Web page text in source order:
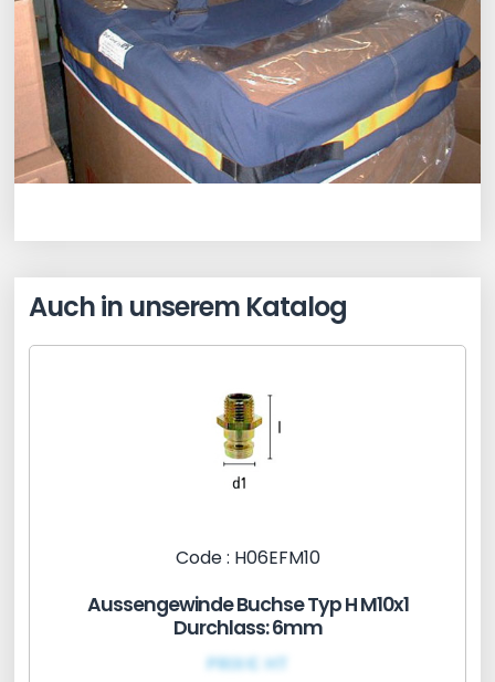
Auch in unserem Katalog
Code : H06EFM10
Aussengewinde Buchse Typ H M10x1
Durchlass: 6mm
PRIX€ HT